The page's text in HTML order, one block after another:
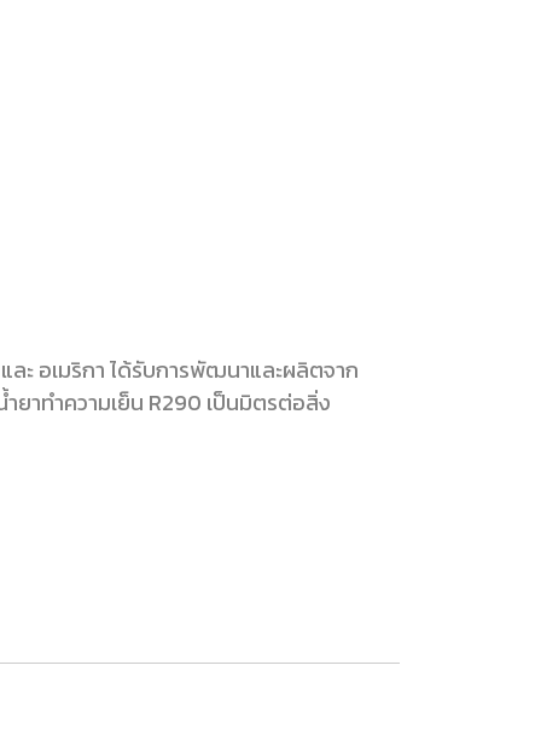
ะ อเมริกา ได้รับการพัฒนาและผลิตจาก
ยาทำความเย็น R290 เป็นมิตรต่อสิ่ง